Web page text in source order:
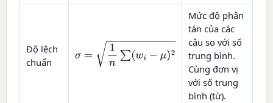
Độ lệch
chuẩn
(wi− μ)2
Mức độ phân
tán của các
câu so với số
trung bình.
Cùng đơn vị
với số trung
bình (từ).